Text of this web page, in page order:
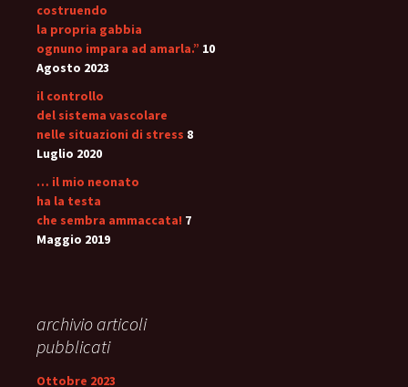
costruendo
la propria gabbia
ognuno impara ad amarla.” 10
Agosto 2023
il controllo
del sistema vascolare
nelle situazioni di stress 8
Luglio 2020
… il mio neonato
ha la testa
che sembra ammaccata! 7
Maggio 2019
archivio articoli
pubblicati
Ottobre 2023